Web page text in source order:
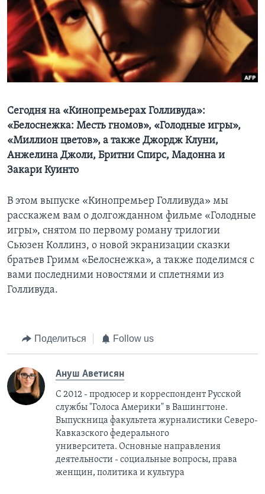
Learning English
СОЦИАЛЬНЫЕ СЕТИ
Языки
Сегодня на «Кинопремьерах Голливуда»:
«Белоснежка: Месть гномов», «Голодные игры»,
«Миллион цветов», а также Джордж Клуни,
Анжелина Джоли, Бритни Спирс, Мадонна и
Закари Куинто
В этом выпуске «Кинопремьер Голливуда» мы
расскажем вам о долгожданном фильме «Голодные
игры», снятом по первому роману трилогии
Сьюзен Коллинз, о новой экранизации сказки
братьев Гримм «Белоснежка», а также поделимся с
вами последними новостями и сплетнями из
Голливуда.
Поделиться Follow us
Ануш Аветисян
С 2012 - продюсер и корреспондент Русской
службы "Голоса Америки" в Вашингтоне.
Выпускница факультета журналистики Северо-
Кавказского федерального
университета. Основные направления
деятельности - социальные вопросы, права
женщин, политика и культура